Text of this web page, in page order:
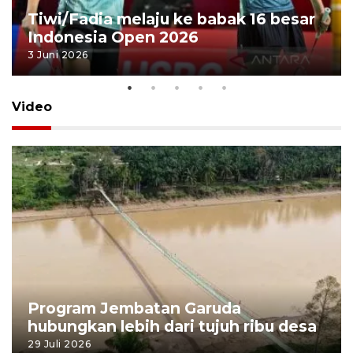
Tiwi/Fadia melaju ke babak 16 besar
Indonesia Open 2026
3 Juni 2026
Video
Program Jembatan Garuda
hubungkan lebih dari tujuh ribu desa
29 Juli 2026